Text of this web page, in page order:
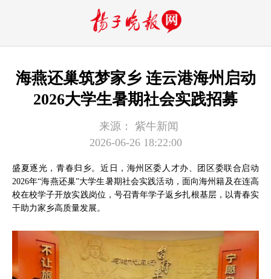
海燕还巢筑梦家乡 连云港海州启动
2026大学生暑期社会实践招募
来源：
紫牛新闻
2026-06-26 18:22:00
盛夏逐光，青春归乡。近日，海州区委人才办、团区委联合启动
2026年“海燕还巢”大学生暑期社会实践活动，面向海州籍及在连高
校在校学子开放实践岗位，号召青年学子返乡扎根基层，以青春实
干助力家乡高质量发展。